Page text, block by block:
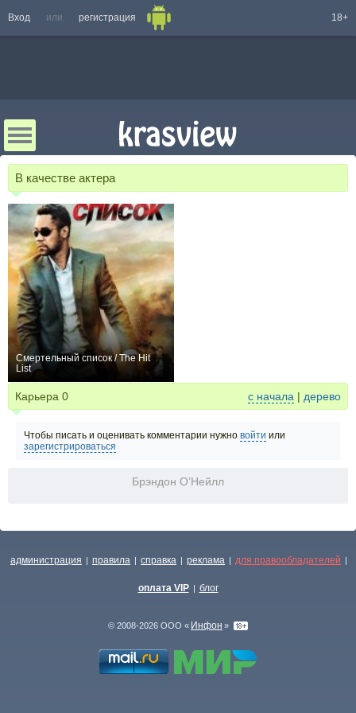
Вход или регистрация 18+
В качестве актера
Смертельный список / The Hit
List
Карьера 0 с начала | дерево
Чтобы писать и оценивать комментарии нужно войти или
зарегистрироваться
Брэндон О’Нейлл
администрация | правила | справка | реклама | для правообладателей |
оплата VIP | блог
© 2008-2026 ООО « Инфон »